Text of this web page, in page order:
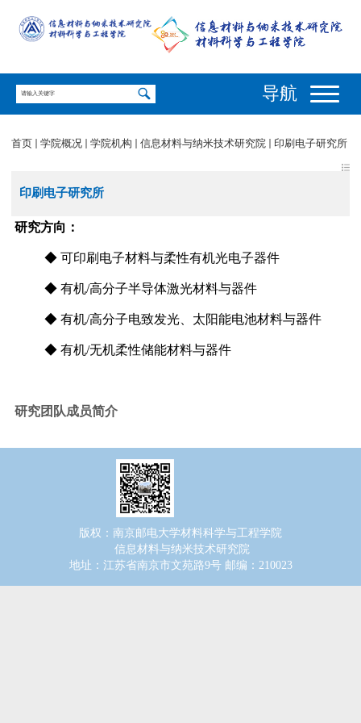
导航
首页 学院概况 学院机构 信息材料与纳米技术研究院 印刷电子研究所
印刷电子研究所
研究方向：
◆ 可印刷电子材料与柔性有机光电子器件
◆ 有机/高分子半导体激光材料与器件
◆ 有机/高分子电致发光、太阳能电池材料与器件
◆ 有机/无机柔性储能材料与器件
研究团队成员简介
版权：南京邮电大学材料科学与工程学院
信息材料与纳米技术研究院
地址：江苏省南京市文苑路9号 邮编：210023